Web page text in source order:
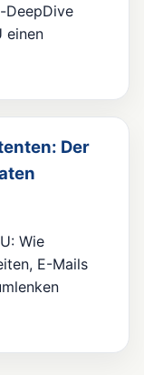
DeepDive
einen
Der
Wie
E-Mails